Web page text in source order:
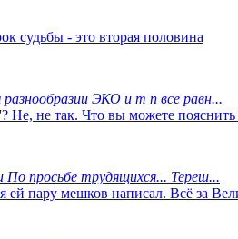
судьбы - это вторая половина
ЭКО и т п все равн...
не так. Что вы можете пояснить
По просьбе трудящихся... Тереш...
ей пару мешков написал. Всё за